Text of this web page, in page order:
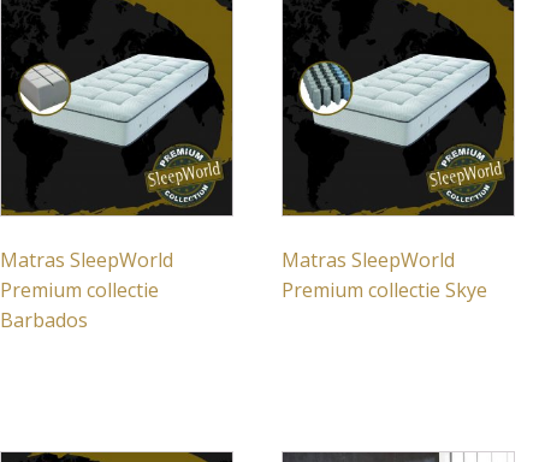
Matras SleepWorld
Premium collectie
Barbados
Matras SleepWorld
Premium collectie Skye